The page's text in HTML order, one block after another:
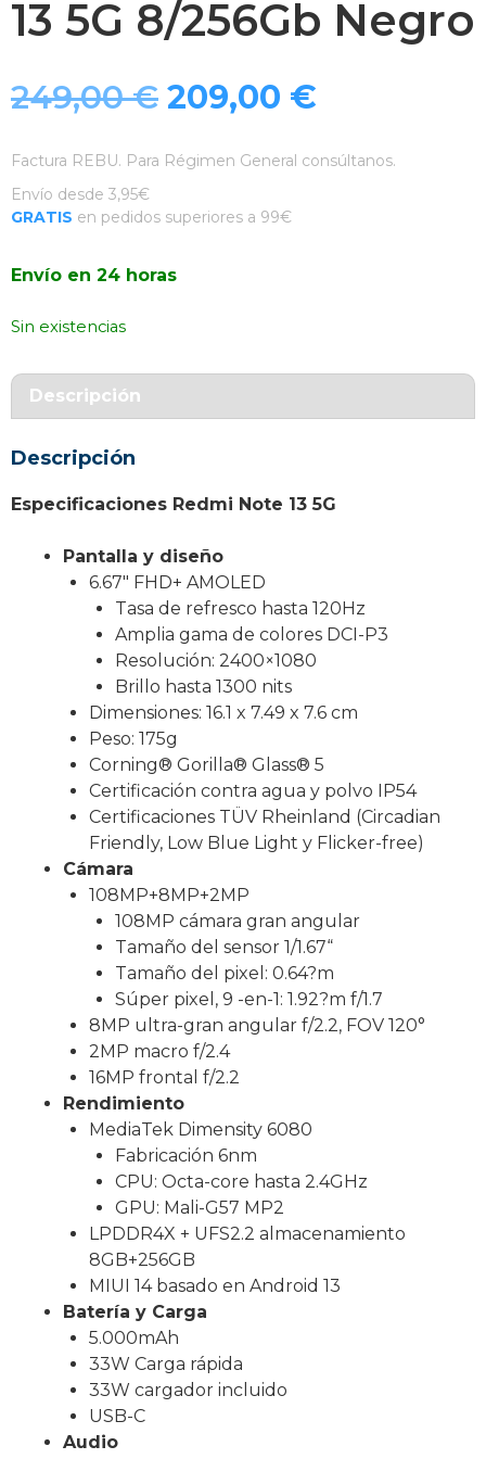
13 5G 8/256Gb Negro
249,00€ El
precio
249,00 €.
209,00 €
precio
Factura REBU. Para Régimen General consúltanos.
Envío desde 3,95€
GRATIS en pedidos superiores a 99€
Envío en 24 horas
Sin existencias
Descripción
Descripción
Especificaciones Redmi Note 13 5G
Pantalla y diseño
6.67″ FHD+ AMOLED
Tasa de refresco hasta 120Hz
Amplia gama de colores DCI-P3
Resolución: 2400×1080
Brillo hasta 1300 nits
Dimensiones: 16.1 x 7.49 x 7.6 cm
Peso: 175g
Corning® Gorilla® Glass® 5
Certificación contra agua y polvo IP54
Certificaciones TÜV Rheinland (Circadian
Friendly, Low Blue Light y Flicker-free)
Cámara
108MP+8MP+2MP
108MP cámara gran angular
Tamaño del sensor 1/1.67“
Tamaño del pixel: 0.64?m
Súper pixel, 9 -en-1: 1.92?m f/1.7
8MP ultra-gran angular f/2.2, FOV 120°
2MP macro f/2.4
16MP frontal f/2.2
Rendimiento
MediaTek Dimensity 6080
Fabricación 6nm
CPU: Octa-core hasta 2.4GHz
GPU: Mali-G57 MP2
LPDDR4X + UFS2.2 almacenamiento
8GB+256GB
MIUI 14 basado en Android 13
Batería y Carga
5.000mAh
33W Carga rápida
33W cargador incluido
USB-C
Audio